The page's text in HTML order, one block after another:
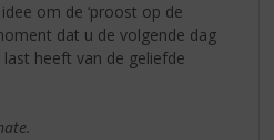
om de ‘proost op de
dat u de volgende dag
heeft van de geliefde